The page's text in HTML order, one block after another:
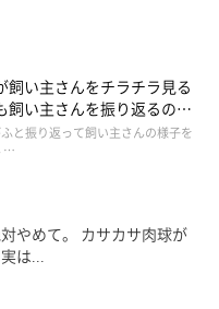
飼い主さんが着ていた服の上
これも、飼い主さんのこと
飼い主さんをチラチラ見る
い主さんを振り返るのは
と振り返って飼い主さんの様子を
…
対やめて。 カサカサ肉球が
は...